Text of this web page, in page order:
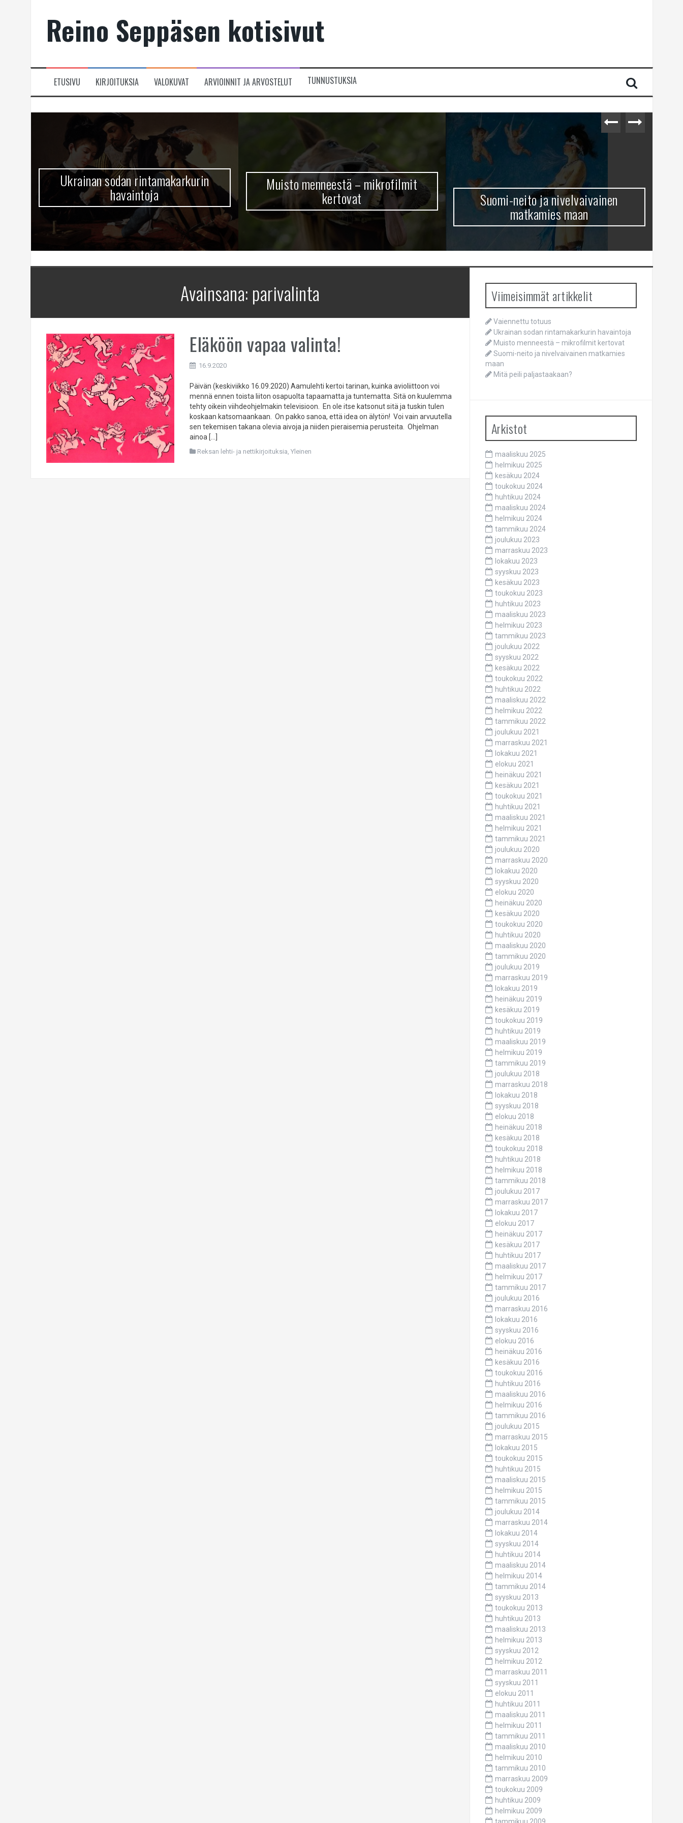
Reino Seppäsen kotisivut
ETUSIVU KIRJOITUKSIA VALOKUVAT ARVIOINNIT JA ARVOSTELUT TUNNUSTUKSIA
Ukrainan sodan rintamakarkurin
havaintoja
Muisto menneestä – mikrofilmit
kertovat Suomi-neito ja nivelvaivainen
matkamies maan
Avainsana: parivalinta
Eläköön vapaa valinta!
16.9.2020
Päivän (keskiviikko 16.09.2020) Aamulehti kertoi tarinan, kuinka avioliittoon voi
mennä ennen toista liiton osapuolta tapaamatta ja tuntematta. Sitä on kuulemma
tehty oikein viihdeohjelmakin televisioon. En ole itse katsonut sitä ja tuskin tulen
koskaan katsomaankaan. On pakko sanoa, että idea on älytön! Voi vain arvuutella
sen tekemisen takana olevia aivoja ja niiden pieraisemia perusteita. Ohjelman
ainoa […]
Reksan lehti- ja nettikirjoituksia,Yleinen
Viimeisimmät artikkelit
Vaiennettu totuus
Ukrainan sodan rintamakarkurin havaintoja
Muisto menneestä – mikrofilmit kertovat
Suomi-neito ja nivelvaivainen matkamies
maan
Mitä peili paljastaakaan?
Arkistot
maaliskuu 2025
helmikuu 2025
kesäkuu 2024
toukokuu 2024
huhtikuu 2024
maaliskuu 2024
helmikuu 2024
tammikuu 2024
joulukuu 2023
marraskuu 2023
lokakuu 2023
syyskuu 2023
kesäkuu 2023
toukokuu 2023
huhtikuu 2023
maaliskuu 2023
helmikuu 2023
tammikuu 2023
joulukuu 2022
syyskuu 2022
kesäkuu 2022
toukokuu 2022
huhtikuu 2022
maaliskuu 2022
helmikuu 2022
tammikuu 2022
joulukuu 2021
marraskuu 2021
lokakuu 2021
elokuu 2021
heinäkuu 2021
kesäkuu 2021
toukokuu 2021
huhtikuu 2021
maaliskuu 2021
helmikuu 2021
tammikuu 2021
joulukuu 2020
marraskuu 2020
lokakuu 2020
syyskuu 2020
elokuu 2020
heinäkuu 2020
kesäkuu 2020
toukokuu 2020
huhtikuu 2020
maaliskuu 2020
tammikuu 2020
joulukuu 2019
marraskuu 2019
lokakuu 2019
heinäkuu 2019
kesäkuu 2019
toukokuu 2019
huhtikuu 2019
maaliskuu 2019
helmikuu 2019
tammikuu 2019
joulukuu 2018
marraskuu 2018
lokakuu 2018
syyskuu 2018
elokuu 2018
heinäkuu 2018
kesäkuu 2018
toukokuu 2018
huhtikuu 2018
helmikuu 2018
tammikuu 2018
joulukuu 2017
marraskuu 2017
lokakuu 2017
elokuu 2017
heinäkuu 2017
kesäkuu 2017
huhtikuu 2017
maaliskuu 2017
helmikuu 2017
tammikuu 2017
joulukuu 2016
marraskuu 2016
lokakuu 2016
syyskuu 2016
elokuu 2016
heinäkuu 2016
kesäkuu 2016
toukokuu 2016
huhtikuu 2016
maaliskuu 2016
helmikuu 2016
tammikuu 2016
joulukuu 2015
marraskuu 2015
lokakuu 2015
toukokuu 2015
huhtikuu 2015
maaliskuu 2015
helmikuu 2015
tammikuu 2015
joulukuu 2014
marraskuu 2014
lokakuu 2014
syyskuu 2014
huhtikuu 2014
maaliskuu 2014
helmikuu 2014
tammikuu 2014
syyskuu 2013
toukokuu 2013
huhtikuu 2013
maaliskuu 2013
helmikuu 2013
syyskuu 2012
helmikuu 2012
marraskuu 2011
syyskuu 2011
elokuu 2011
huhtikuu 2011
maaliskuu 2011
helmikuu 2011
tammikuu 2011
maaliskuu 2010
helmikuu 2010
tammikuu 2010
marraskuu 2009
toukokuu 2009
huhtikuu 2009
helmikuu 2009